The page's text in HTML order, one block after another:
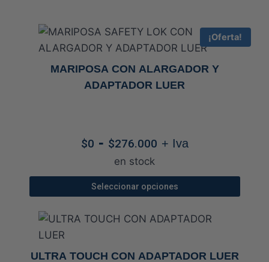
precio:
alto
bajo
¡Oferta!
MARIPOSA CON ALARGADOR Y
ADAPTADOR LUER
$0 - $276.000Rango
precios:
desde
hasta
+ Iva
en stock
Seleccionar opciones
producto
múltiples
ULTRA TOUCH CON ADAPTADOR LUER